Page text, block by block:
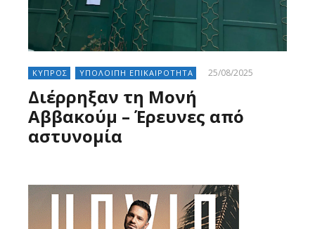
ΚΥΠΡΟΣ ΥΠΟΛΟΙΠΗ ΕΠΙΚΑΙΡΟΤΗΤΑ 25/08/2025
Διέρρηξαν τη Μονή
Αββακούμ – Έρευνες από
αστυνομία